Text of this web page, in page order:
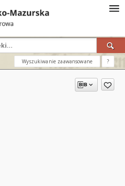
Wyszukiwanie zaawansowane ?